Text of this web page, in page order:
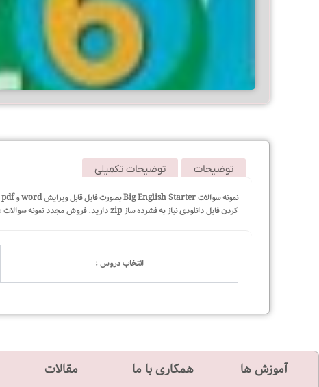
توضیحات توضیحات تکمیلی
کردن فایل دانلودی نیاز به فشرده ساز zip دارید. فروش مجدد نمونه سوالات غیرقانونی می باشد.
انتخاب دروس :
آموزش ها همکاری با ما مقالات